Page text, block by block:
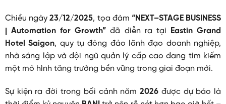
Chiều ngày23/12/2025, tọa đàm “NEXT–STAGE BUSINESS
| Automation for Growth” đã diễn ra tại
Eastin Grand
Hotel Saigon, quy tụ đông đảo lãnh đạo doanh nghiệp,
nhà sáng lập và đội ngũ quản lý cấp cao đang tìm kiếm
một mô hình tăng trưởng bền vững trong giai đoạn mới.
Sự kiện ra đời trong bối cảnh năm2026 được dự báo là